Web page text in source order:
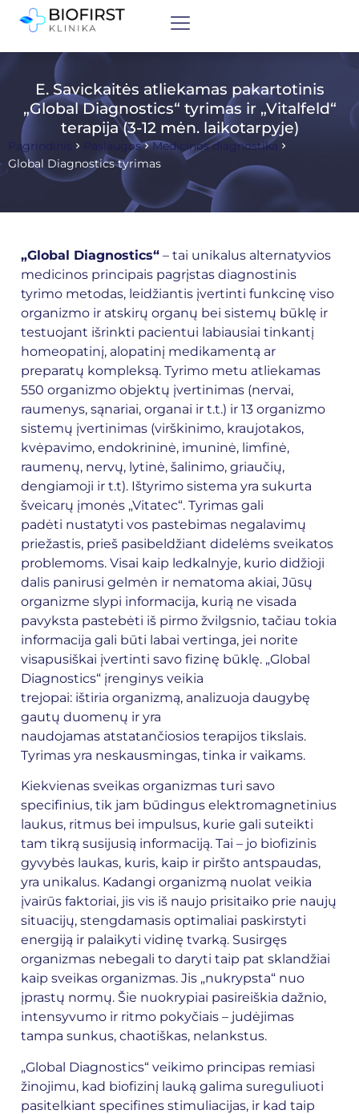
E. Savickaitės atliekamas pakartotinis
„Global Diagnostics“ tyrimas ir „Vitalfeld“
terapija (3-12 mėn. laikotarpyje)
Pagrindinis Paslaugos
Medicinos diagnostika
Global Diagnostics tyrimas
„Global Diagnostics“ – tai unikalus alternatyvios
medicinos principais pagrįstas diagnostinis
tyrimo metodas, leidžiantis įvertinti funkcinę viso
organizmo ir atskirų organų bei sistemų būklę ir
testuojant išrinkti pacientui labiausiai tinkantį
homeopatinį, alopatinį medikamentą ar
preparatų kompleksą. Tyrimo metu atliekamas
550 organizmo objektų įvertinimas (nervai,
raumenys, sąnariai, organai ir t.t.) ir 13 organizmo
sistemų įvertinimas (virškinimo, kraujotakos,
kvėpavimo, endokrininė, imuninė, limfinė,
raumenų, nervų, lytinė, šalinimo, griaučių,
dengiamoji ir t.t). Ištyrimo sistema yra sukurta
šveicarų įmonės „Vitatec“. Tyrimas gali
padėti nustatyti vos pastebimas negalavimų
priežastis, prieš pasibeldžiant didelėms sveikatos
problemoms. Visai kaip ledkalnyje, kurio didžioji
dalis panirusi gelmėn ir nematoma akiai, Jūsų
organizme slypi informacija, kurią ne visada
pavyksta pastebėti iš pirmo žvilgsnio, tačiau tokia
informacija gali būti labai vertinga, jei norite
visapusiškai įvertinti savo fizinę būklę. „Global
Diagnostics“ įrenginys veikia
trejopai: ištiria organizmą, analizuoja daugybę
gautų duomenų ir yra
naudojamas atstatančiosios terapijos tikslais.
Tyrimas yra neskausmingas, tinka ir vaikams.
Kiekvienas sveikas organizmas turi savo
specifinius, tik jam būdingus elektromagnetinius
laukus, ritmus bei impulsus, kurie gali suteikti
tam tikrą susijusią informaciją. Tai – jo biofizinis
gyvybės laukas, kuris, kaip ir piršto antspaudas,
yra unikalus. Kadangi organizmą nuolat veikia
įvairūs faktoriai, jis vis iš naujo prisitaiko prie naujų
situacijų, stengdamasis optimaliai paskirstyti
energiją ir palaikyti vidinę tvarką. Susirgęs
organizmas nebegali to daryti taip pat sklandžiai
kaip sveikas organizmas. Jis „nukrypsta“ nuo
įprastų normų. Šie nuokrypiai pasireiškia dažnio,
intensyvumo ir ritmo pokyčiais – judėjimas
tampa sunkus, chaotiškas, nelankstus.
„Global Diagnostics“ veikimo principas remiasi
žinojimu, kad biofizinį lauką galima sureguliuoti
pasitelkiant specifines stimuliacijas, ir kad taip